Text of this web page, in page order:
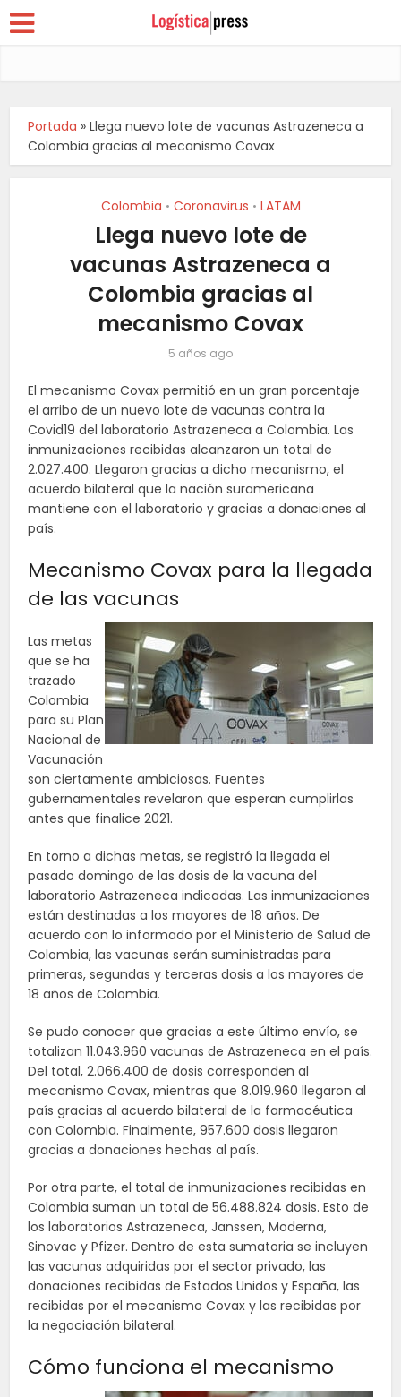
Portada »Llega nuevo lote de vacunas Astrazeneca a
Colombia gracias al mecanismo Covax
Colombia • Coronavirus • LATAM
Llega nuevo lote de
vacunas Astrazeneca a
Colombia gracias al
mecanismo Covax
5 años ago
El mecanismo Covax permitió en un gran porcentaje
el arribo de un nuevo lote de vacunas contra la
Covid19 del laboratorio Astrazeneca a Colombia. Las
inmunizaciones recibidas alcanzaron un total de
2.027.400. Llegaron gracias a dicho mecanismo, el
acuerdo bilateral que la nación suramericana
mantiene con el laboratorio y gracias a donaciones al
país.
Mecanismo Covax para la llegada
de las vacunas
Las metas
que se ha
trazado
Colombia
para su Plan
Nacional de
Vacunación
son ciertamente ambiciosas. Fuentes
gubernamentales revelaron que esperan cumplirlas
antes que finalice 2021.
En torno a dichas metas, se registró la llegada el
pasado domingo de las dosis de la vacuna del
laboratorio Astrazeneca indicadas. Las inmunizaciones
están destinadas a los mayores de 18 años. De
acuerdo con lo informado por el Ministerio de Salud de
Colombia, las vacunas serán suministradas para
primeras, segundas y terceras dosis a los mayores de
18 años de Colombia.
Se pudo conocer que gracias a este último envío, se
totalizan 11.043.960 vacunas de Astrazeneca en el país.
Del total, 2.066.400 de dosis corresponden al
mecanismo Covax, mientras que 8.019.960 llegaron al
país gracias al acuerdo bilateral de la farmacéutica
con Colombia. Finalmente, 957.600 dosis llegaron
gracias a donaciones hechas al país.
Por otra parte, el total de inmunizaciones recibidas en
Colombia suman un total de 56.488.824 dosis. Esto de
los laboratorios Astrazeneca, Janssen, Moderna,
Sinovac y Pfizer. Dentro de esta sumatoria se incluyen
las vacunas adquiridas por el sector privado, las
donaciones recibidas de Estados Unidos y España, las
recibidas por el mecanismo Covax y las recibidas por
la negociación bilateral.
Cómo funciona el mecanismo